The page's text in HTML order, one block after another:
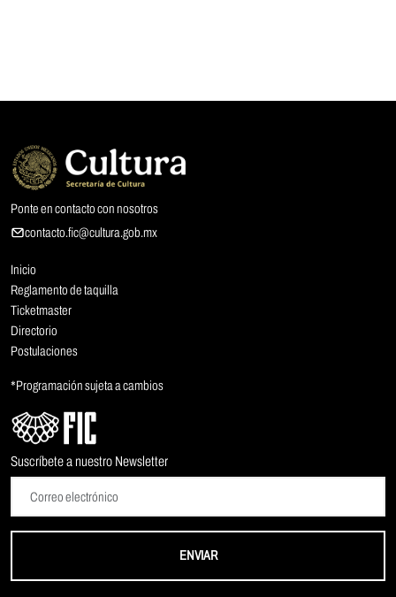
Ponte en contacto con nosotros
contacto.fic@cultura.gob.mx
Inicio
Reglamento de taquilla
Ticketmaster
Directorio
Postulaciones
*Programación sujeta a cambios
Suscríbete a nuestro Newsletter
ENVIAR